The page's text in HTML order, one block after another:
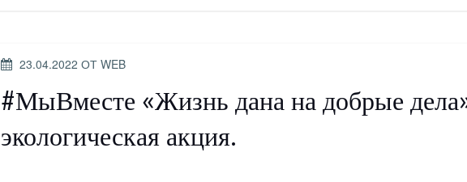
ОПУБЛИКОВАНО
23.04.2022 ОТ WEB
#МыВместе «Жизнь дана на добрые
экологическая акция.